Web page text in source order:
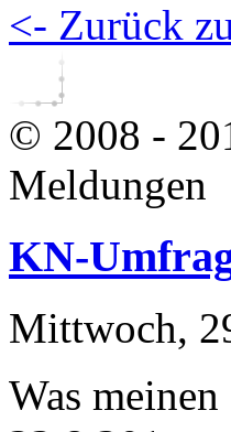
<- Zurück
© 2008 -
Meldungen
KN-
Mittwoch,
Was